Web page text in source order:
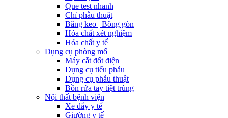
Que test nhanh
Chỉ phẫu thuật
Băng keo | Bông gòn
Hóa chất xét nghiệm
Hóa chất y tế
Dụng cụ phòng mổ
Máy cắt đốt điện
Dụng cụ tiểu phẫu
Dụng cụ phẫu thuật
Bồn rửa tay tiệt trùng
Nội thất bệnh viện
Xe đẩy y tế
Giường y tế